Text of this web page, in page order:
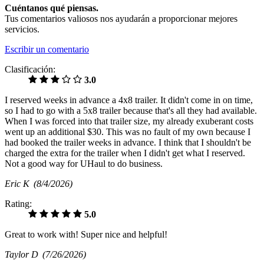
Cuéntanos qué piensas.
Tus comentarios valiosos nos ayudarán a proporcionar mejores
servicios.
Escribir un comentario
Clasificación:
3.0
I reserved weeks in advance a 4x8 trailer. It didn't come in on time,
so I had to go with a 5x8 trailer because that's all they had available.
When I was forced into that trailer size, my already exuberant costs
went up an additional $30. This was no fault of my own because I
had booked the trailer weeks in advance. I think that I shouldn't be
charged the extra for the trailer when I didn't get what I reserved.
Not a good way for UHaul to do business.
Eric K (8/4/2026)
Rating:
5.0
Great to work with! Super nice and helpful!
Taylor D (7/26/2026)